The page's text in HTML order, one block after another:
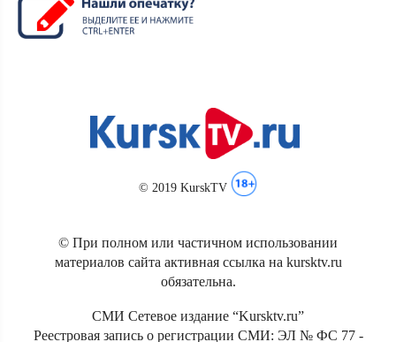
© 2019 KurskTV
© При полном или частичном использовании
материалов сайта активная ссылка на kursktv.ru
обязательна.
СМИ Сетевое издание “Kursktv.ru”
Реестровая запись о регистрации СМИ: ЭЛ № ФС 77 -